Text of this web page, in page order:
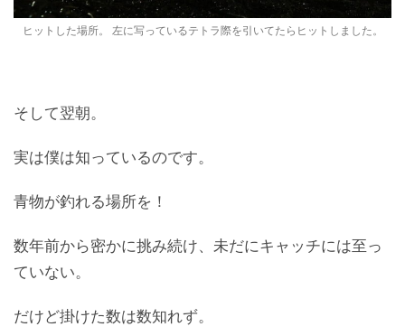
ヒットした場所。 左に写っているテトラ際を引いてたらヒットしました。
そして翌朝。
実は僕は知っているのです。
青物が釣れる場所を！
数年前から密かに挑み続け、未だにキャッチには至っ
ていない。
だけど掛けた数は数知れず。